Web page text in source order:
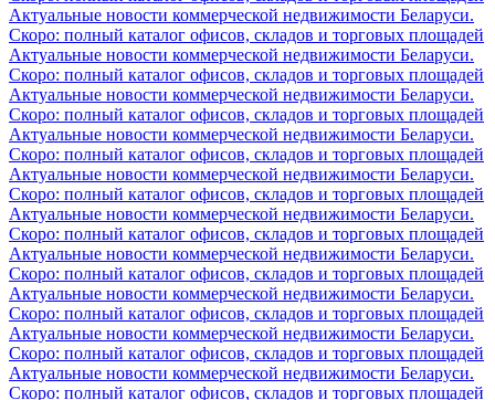
Актуальные новости коммерческой недвижимости Беларуси.
Скоро: полный каталог офисов, складов и торговых площадей
Актуальные новости коммерческой недвижимости Беларуси.
Скоро: полный каталог офисов, складов и торговых площадей
Актуальные новости коммерческой недвижимости Беларуси.
Скоро: полный каталог офисов, складов и торговых площадей
Актуальные новости коммерческой недвижимости Беларуси.
Скоро: полный каталог офисов, складов и торговых площадей
Актуальные новости коммерческой недвижимости Беларуси.
Скоро: полный каталог офисов, складов и торговых площадей
Актуальные новости коммерческой недвижимости Беларуси.
Скоро: полный каталог офисов, складов и торговых площадей
Актуальные новости коммерческой недвижимости Беларуси.
Скоро: полный каталог офисов, складов и торговых площадей
Актуальные новости коммерческой недвижимости Беларуси.
Скоро: полный каталог офисов, складов и торговых площадей
Актуальные новости коммерческой недвижимости Беларуси.
Скоро: полный каталог офисов, складов и торговых площадей
Актуальные новости коммерческой недвижимости Беларуси.
Скоро: полный каталог офисов, складов и торговых площадей